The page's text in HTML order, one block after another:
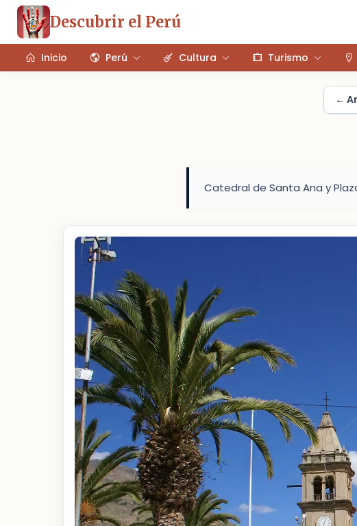
Descubrir el Perú
Inicio Perú Cultura Turismo
←
Catedral de Santa Ana y